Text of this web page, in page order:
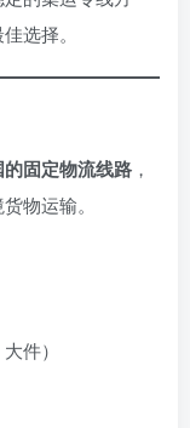
选择。
固定物流线路 ，
物运输。
件）